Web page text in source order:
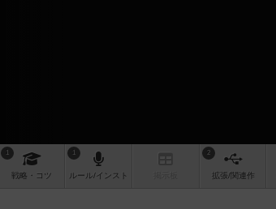
1
戦略 ・コツ
1
ルール/インスト
2
拡張/関連作